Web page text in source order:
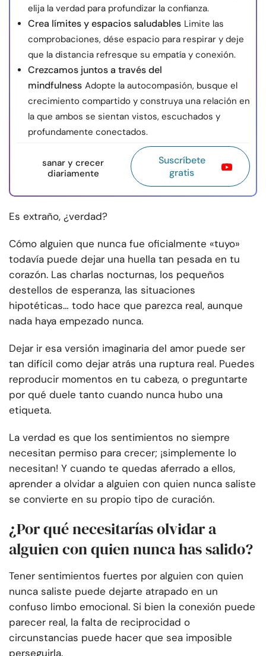
elija la verdad para profundizar la confianza.
Crea límites y espacios saludables Limite las
comprobaciones, dése espacio para respirar y deje
que la distancia refresque su empatía y conexión.
Crezcamos juntos a través del
mindfulness Adopte la autocompasión, busque el
crecimiento compartido y construya una relación en
la que ambos se sientan vistos, escuchados y
profundamente conectados.
sanar y crecer
diariamente
Suscríbete
gratis
Es extraño, ¿verdad?
Cómo alguien que nunca fue oficialmente «tuyo»
todavía puede dejar una huella tan pesada en tu
corazón. Las charlas nocturnas, los pequeños
destellos de esperanza, las situaciones
hipotéticas… todo hace que parezca real, aunque
nada haya empezado nunca.
Dejar ir esa versión imaginaria del amor puede ser
tan difícil como dejar atrás una ruptura real. Puedes
reproducir momentos en tu cabeza, o preguntarte
por qué duele tanto cuando nunca hubo una
etiqueta.
La verdad es que los sentimientos no siempre
necesitan permiso para crecer; ¡simplemente lo
necesitan! Y cuando te quedas aferrado a ellos,
aprender a olvidar a alguien con quien nunca saliste
se convierte en su propio tipo de curación.
¿Por qué necesitarías olvidar a
alguien con quien nunca has salido?
Tener sentimientos fuertes por alguien con quien
nunca saliste puede dejarte atrapado en un
confuso limbo emocional. Si bien la conexión puede
parecer real, la falta de reciprocidad o
circunstancias puede hacer que sea imposible
perseguirla.